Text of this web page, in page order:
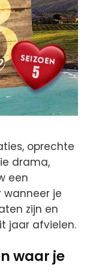
oprechte
drama,
een
wanneer je
zijn en
jaar afvielen.
waar je